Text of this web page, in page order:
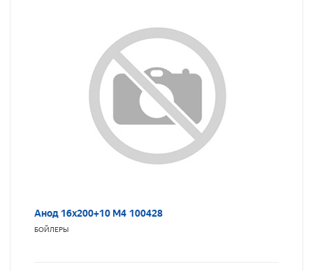
Анод 16х200+10 М4 100428
БОЙЛЕРЫ